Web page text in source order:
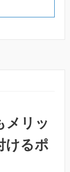
メリッ
けるポ